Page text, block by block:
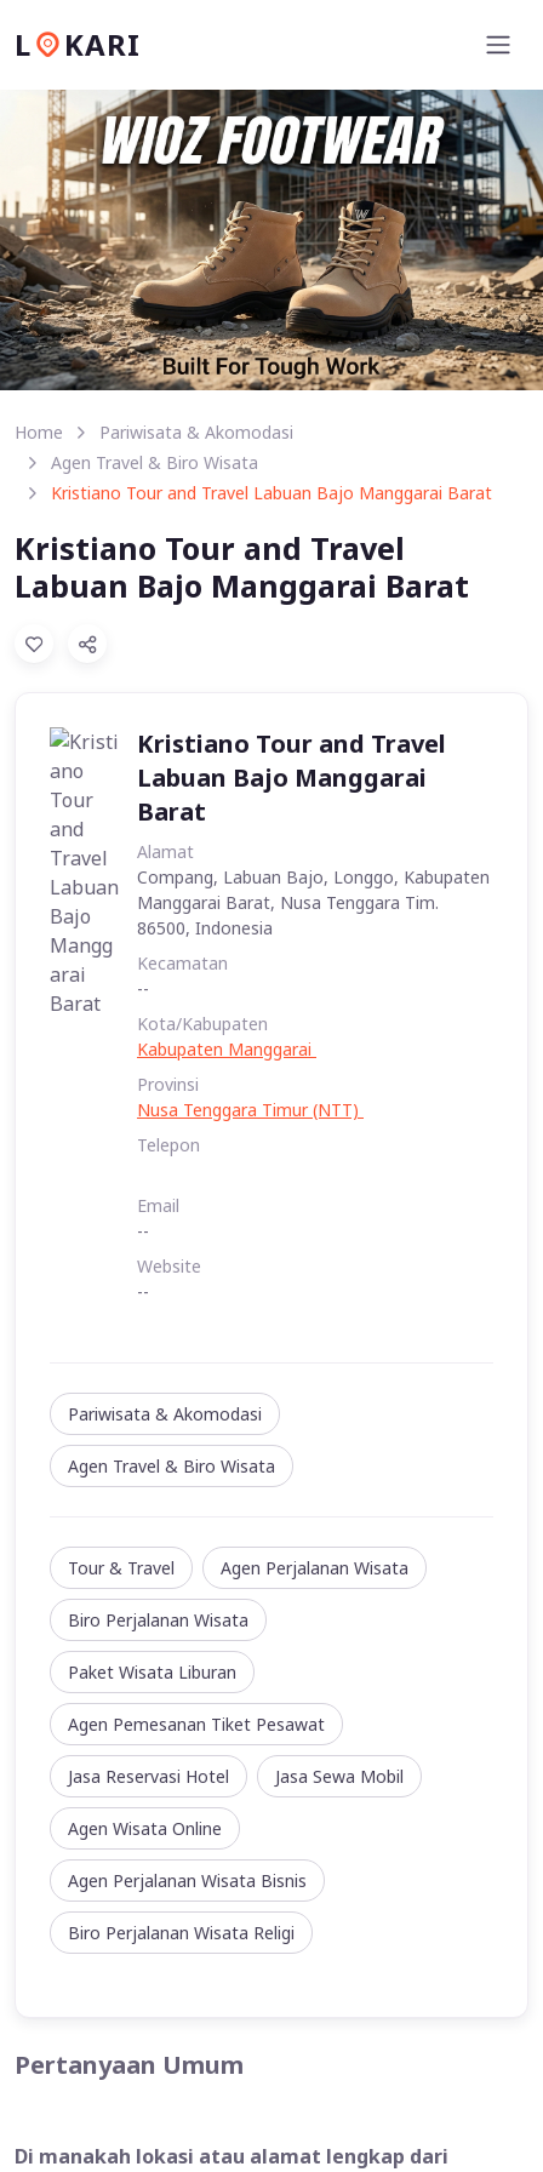
L KARI
Home
Pariwisata & Akomodasi
Agen Travel & Biro Wisata
Kristiano Tour and Travel Labuan Bajo Manggarai Barat
Kristiano Tour and Travel
Labuan Bajo Manggarai Barat
Kristiano Tour and Travel
Labuan Bajo Manggarai
Barat
Alamat
Compang, Labuan Bajo, Longgo, Kabupaten
Manggarai Barat, Nusa Tenggara Tim.
86500, Indonesia
Kecamatan
--
Kota/Kabupaten
Kabupaten Manggarai
Provinsi
Nusa Tenggara Timur (NTT)
Telepon
Email
--
Website
--
Pariwisata & Akomodasi
Agen Travel & Biro Wisata
Tour & Travel Agen Perjalanan Wisata
Biro Perjalanan Wisata
Paket Wisata Liburan
Agen Pemesanan Tiket Pesawat
Jasa Reservasi Hotel Jasa Sewa Mobil
Agen Wisata Online
Agen Perjalanan Wisata Bisnis
Biro Perjalanan Wisata Religi
Pertanyaan Umum
Di manakah lokasi atau alamat lengkap dari